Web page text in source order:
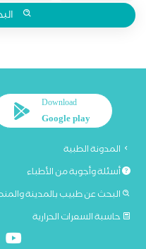
Download
Google play
المدونة الطبية
أسئلة وأجوبة من الأطباء
البحث عن طبيب بالمدينة
حاسبة السعرات الحرارية